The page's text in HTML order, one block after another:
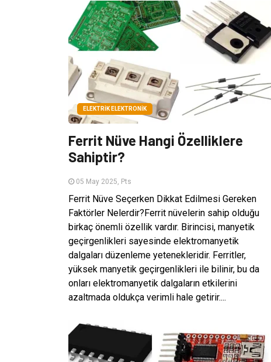
ELEKTRIK ELEKTRONIK
Ferrit Nüve Hangi Özelliklere
Sahiptir?
05 May 2025, Pts
Ferrit Nüve Seçerken Dikkat Edilmesi Gereken
Faktörler Nelerdir?Ferrit nüvelerin sahip olduğu
birkaç önemli özellik vardır. Birincisi, manyetik
geçirgenlikleri sayesinde elektromanyetik
dalgaları düzenleme yetenekleridir. Ferritler,
yüksek manyetik geçirgenlikleri ile bilinir, bu da
onları elektromanyetik dalgaların etkilerini
azaltmada oldukça verimli hale getirir....